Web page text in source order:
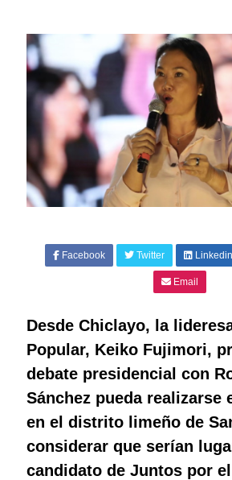
Facebook Twitter Linkedin
Email
Desde Chiclayo, la
Popular, Keiko Fujimori,
debate presidencial con
Sánchez pueda realizarse
en el distrito limeño de
considerar que serían
candidato de Juntos por